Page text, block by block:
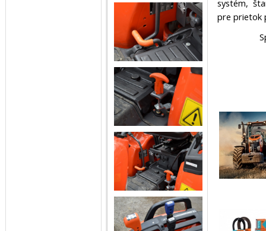
systém,
pre prietok